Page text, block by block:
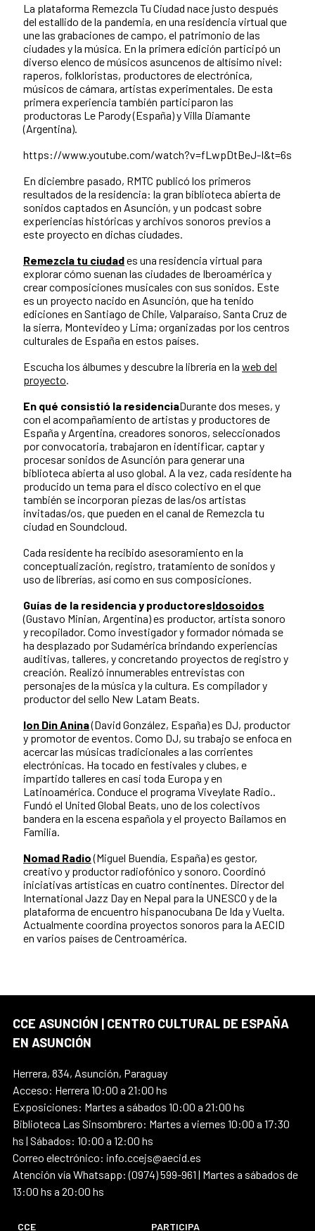
La plataforma Remezcla Tu Ciudad nace justo después
del estallido de la pandemia, en una residencia virtual que
une las grabaciones de campo, el patrimonio de las
ciudades y la música. En la primera edición participó un
diverso elenco de músicos asuncenos de altísimo nivel:
raperos, folkloristas, productores de electrónica,
músicos de cámara, artistas experimentales. De esta
primera experiencia también participaron las
productoras Le Parody (España) y Villa Diamante
(Argentina).
https://www.youtube.com/watch?v=fLwpDtBeJ-I&t=6s
En diciembre pasado, RMTC publicó los primeros
resultados de la residencia: la gran biblioteca abierta de
sonidos captados en Asunción, y un podcast sobre
experiencias históricas y archivos sonoros previos a
este proyecto en dichas ciudades.
Remezcla tu ciudades una residencia virtual para
explorar cómo suenan las ciudades de Iberoamérica y
crear composiciones musicales con sus sonidos. Este
es un proyecto nacido en Asunción, que ha tenido
ediciones en Santiago de Chile, Valparaíso, Santa Cruz de
la sierra, Montevideo y Lima; organizadas por los centros
culturales de España en estos países.
Escucha los álbumes y descubre la librería en la web del
proyecto.
En qué consistió la residenciaDurante dos meses, y
con el acompañamiento de artistas y productores de
España y Argentina, creadores sonoros, seleccionados
por convocatoria, trabajaron en identificar, captar y
procesar sonidos de Asunción para generar una
biblioteca abierta al uso global. A la vez, cada residente ha
producido un tema para el disco colectivo en el que
también se incorporan piezas de las/os artistas
invitadas/os, que pueden en el canal de Remezcla tu
ciudad en Soundcloud.
Cada residente ha recibido asesoramiento en la
conceptualización, registro, tratamiento de sonidos y
uso de librerías, así como en sus composiciones.
Guías de la residencia y productoresIdosoidos
(Gustavo Minian, Argentina) es productor, artista sonoro
y recopilador. Como investigador y formador nómada se
ha desplazado por Sudamérica brindando experiencias
auditivas, talleres, y concretando proyectos de registro y
creación. Realizó innumerables entrevistas con
personajes de la música y la cultura. Es compilador y
productor del sello New Latam Beats.
Ion Din Anina(David González, España) es DJ, productor
y promotor de eventos. Como DJ, su trabajo se enfoca en
acercar las músicas tradicionales a las corrientes
electrónicas. Ha tocado en festivales y clubes, e
impartido talleres en casi toda Europa y en
Latinoamérica. Conduce el programa Viveylate Radio..
Fundó el United Global Beats, uno de los colectivos
bandera en la escena española y el proyecto Bailamos en
Familia.
Nomad Radio(Miguel Buendía, España) es gestor,
creativo y productor radiofónico y sonoro. Coordinó
iniciativas artísticas en cuatro continentes. Director del
International Jazz Day en Nepal para la UNESCO y de la
plataforma de encuentro hispanocubana De Ida y Vuelta.
Actualmente coordina proyectos sonoros para la AECID
en varios países de Centroamérica.
CCE ASUNCIÓN | CENTRO CULTURAL DE ESPAÑA
EN ASUNCIÓN
Herrera, 834, Asunción, Paraguay
Acceso: Herrera 10:00 a 21:00 hs
Exposiciones: Martes a sábados 10:00 a 21:00 hs
Biblioteca Las Sinsombrero: Martes a viernes 10:00 a 17:30
hs | Sábados: 10:00 a 12:00 hs
Correo electrónico: info.ccejs@aecid.es
Atención vía Whatsapp: (0974) 599-961 | Martes a sábados de
13:00 hs a 20:00 hs
CCE PARTICIPA